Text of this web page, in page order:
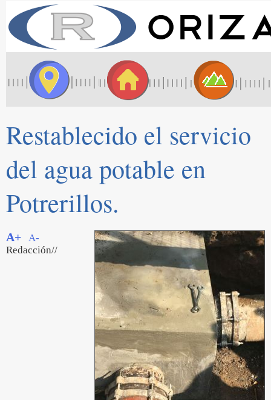
Restablecido el servicio
del agua potable en
Potrerillos.
A+
A-
Redacción//